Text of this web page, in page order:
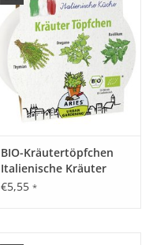
BIO-Kräutertöpfchen
Italienische Kräuter
€5,55 *